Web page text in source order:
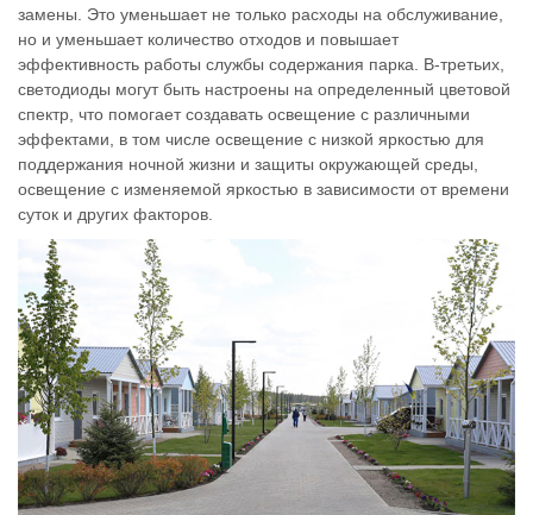
замены. Это уменьшает не только расходы на обслуживание,
но и уменьшает количество отходов и повышает
эффективность работы службы содержания парка. В-третьих,
светодиоды могут быть настроены на определенный цветовой
спектр, что помогает создавать освещение с различными
эффектами, в том числе освещение с низкой яркостью для
поддержания ночной жизни и защиты окружающей среды,
освещение с изменяемой яркостью в зависимости от времени
суток и других факторов.